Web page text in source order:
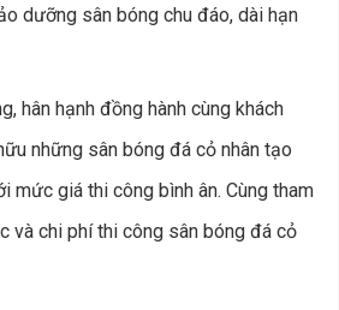
dưỡng sân bóng chu đáo, dài hạn
hân hạnh đồng hành cùng khách
những sân bóng đá cỏ nhân tạo
mức giá thi công bình ân. Cùng tham
và chi phí thi công sân bóng đá cỏ